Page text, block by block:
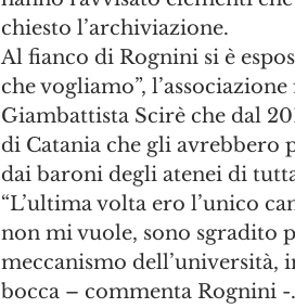
chiesto l’archiviazione.
Al fianco di Rognini si è
che vogliamo”,
Giambattista Scirè che dal
di Catania che gli avrebbero
dai baroni degli atenei di
“L’ultima volta ero l’unico
non mi vuole, sono sgradito
meccanismo dell’università,
bocca – commenta Rognini